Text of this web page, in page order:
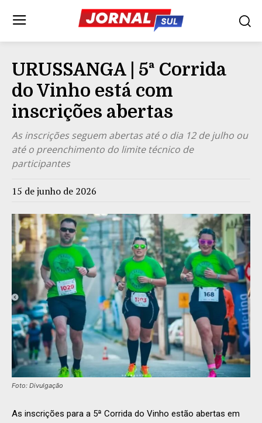
URUSSANGA | 5ª Corrida
do Vinho está com
inscrições abertas
As inscrições seguem abertas até o dia 12 de julho ou
até o preenchimento do limite técnico de
participantes
15 de junho de 2026
Foto: Divulgação
As inscrições para a 5ª Corrida do Vinho estão abertas em